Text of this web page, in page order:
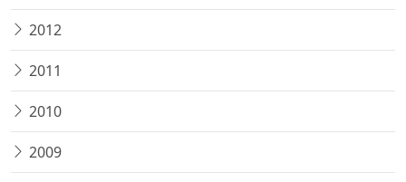
2012
2011
2010
2009